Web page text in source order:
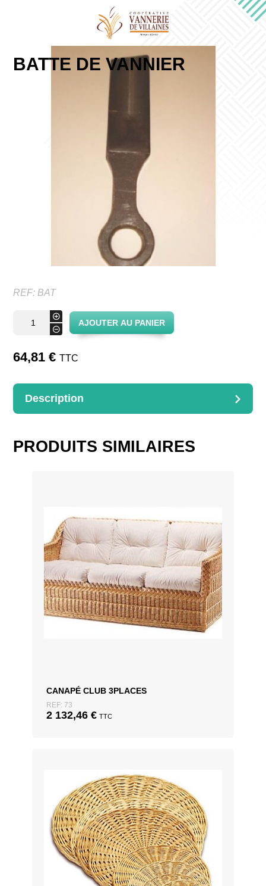
BATTE DE VANNIER
REF: BAT
-
VANNIER
+
AJOUTER AU PANIER
64,81€ TTC
Description
Dimensions : 27cm
PRODUITS SIMILAIRES
CANAPÉ CLUB 3PLACES
REF: 73
2 132,46 € TTC